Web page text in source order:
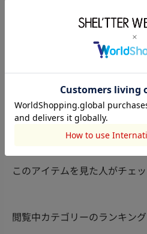
RODEO CROWNS WIDE
157cm
このアイテムを見た人がチェ
閲覧中カテゴリーのランキング